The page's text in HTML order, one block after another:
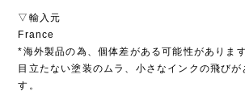
▽輸入元
France
*海外製品の為、個体差がある可能性があります
目立たない塗装のムラ、小さなインクの飛びが
す。